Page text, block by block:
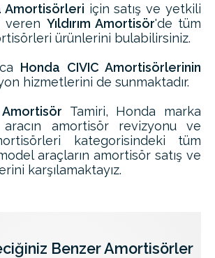
Amortisörleri için satış ve yetkili
veren Yıldırım Amortisör'de tüm
ürünlerini bulabilirsiniz.
Honda CIVIC Amortisörlerinin
hizmetlerini de sunmaktadır.
Tamiri, Honda marka
amortisör revizyonu ve
kategorisindeki tüm
araçların amortisör satış ve
karşılamaktayız.
Benzer Amortisörler